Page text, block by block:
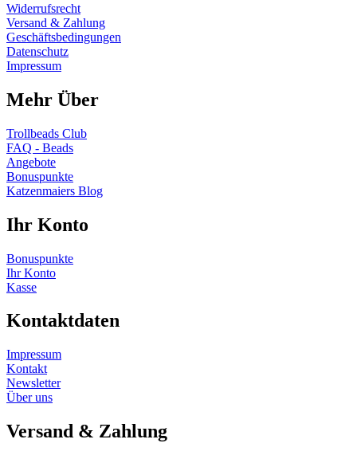
Widerrufsrecht
Versand & Zahlung
Geschäftsbedingungen
Datenschutz
Impressum
Mehr Über
Trollbeads Club
FAQ - Beads
Angebote
Bonuspunkte
Katzenmaiers Blog
Ihr Konto
Bonuspunkte
Ihr Konto
Kasse
Kontaktdaten
Impressum
Kontakt
Newsletter
Über uns
Versand & Zahlung